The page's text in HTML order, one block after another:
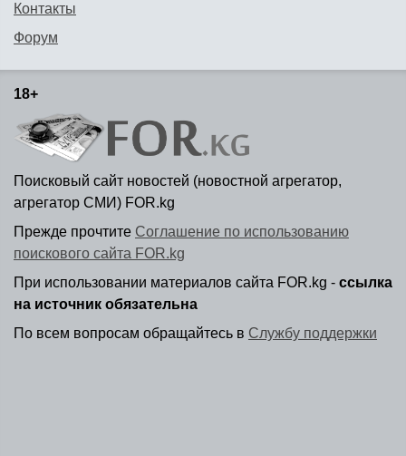
Контакты
Форум
18+
Поисковый сайт новостей (новостной агрегатор,
агрегатор СМИ) FOR.kg
Прежде прочтите Соглашение по использованию
поискового сайта FOR.kg
При использовании материалов сайта FOR.kg - ссылка
на источник обязательна
По всем вопросам обращайтесь в Службу поддержки